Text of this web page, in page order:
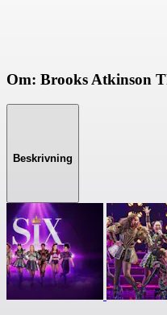
Om: Brooks Atkinson
Beskrivning